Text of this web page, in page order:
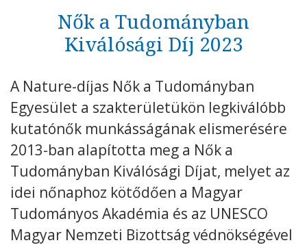
Adatkezelési tájékoztató Impresszum
Technikai információk
Nők a Tudományban
Kiválósági Díj 2023
A Nature-díjas Nők a Tudományban
Egyesület a szakterületükön legkiválóbb
kutatónők munkásságának elismerésére
2013-ban alapította meg a Nők a
Tudományban Kiválósági Díjat, melyet az
idei nőnaphoz kötődően a Magyar
Tudományos Akadémia és az UNESCO
Magyar Nemzeti Bizottság védnökségével